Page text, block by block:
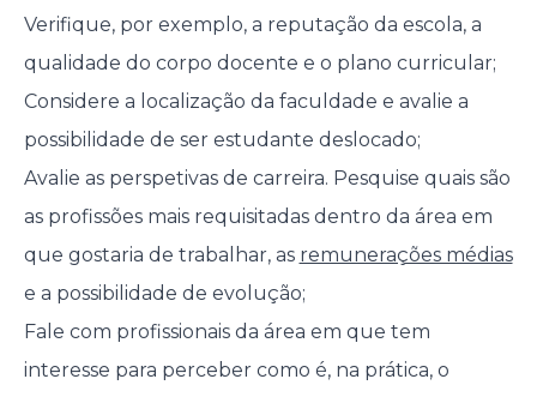
Verifique, por exemplo, a reputação da escola, a
qualidade do corpo docente e o plano curricular;
Considere a localização da faculdade e avalie a
possibilidade de ser estudante deslocado;
Avalie as perspetivas de carreira. Pesquise quais são
as profissões mais requisitadas dentro da área em
que gostaria de trabalhar, as remunerações médias
e a possibilidade de evolução;
Fale com profissionais da área em que tem
interesse para perceber como é, na prática, o